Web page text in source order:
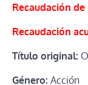
Recaudación
Recaudación
Título original:
Género: Acción